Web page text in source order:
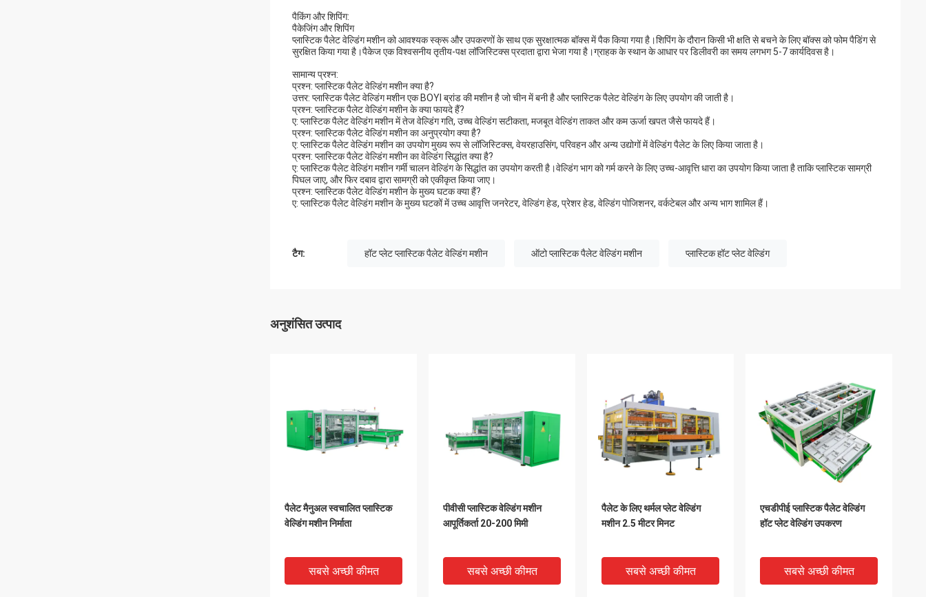
पैकिंग और शिपिंग:
पैकेजिंग और शिपिंग
प्लास्टिक पैलेट वेल्डिंग मशीन को आवश्यक स्क्रू और उपकरणों के साथ एक सुरक्षात्मक बॉक्स में पैक किया गया है।शिपिंग के दौरान किसी भी क्षति से बचने के लिए बॉक्स को फोम पैडिंग से
सुरक्षित किया गया है।पैकेज एक विश्वसनीय तृतीय-पक्ष लॉजिस्टिक्स प्रदाता द्वारा भेजा गया है।ग्राहक के स्थान के आधार पर डिलीवरी का समय लगभग 5-7 कार्यदिवस है।
सामान्य प्रश्न:
प्रश्न: प्लास्टिक पैलेट वेल्डिंग मशीन क्या है?
उत्तर: प्लास्टिक पैलेट वेल्डिंग मशीन एक BOYI ब्रांड की मशीन है जो चीन में बनी है और प्लास्टिक पैलेट वेल्डिंग के लिए उपयोग की जाती है।
प्रश्न: प्लास्टिक पैलेट वेल्डिंग मशीन के क्या फायदे हैं?
ए: प्लास्टिक पैलेट वेल्डिंग मशीन में तेज वेल्डिंग गति, उच्च वेल्डिंग सटीकता, मजबूत वेल्डिंग ताकत और कम ऊर्जा खपत जैसे फायदे हैं।
प्रश्न: प्लास्टिक पैलेट वेल्डिंग मशीन का अनुप्रयोग क्या है?
ए: प्लास्टिक पैलेट वेल्डिंग मशीन का उपयोग मुख्य रूप से लॉजिस्टिक्स, वेयरहाउसिंग, परिवहन और अन्य उद्योगों में वेल्डिंग पैलेट के लिए किया जाता है।
प्रश्न: प्लास्टिक पैलेट वेल्डिंग मशीन का वेल्डिंग सिद्धांत क्या है?
ए: प्लास्टिक पैलेट वेल्डिंग मशीन गर्मी चालन वेल्डिंग के सिद्धांत का उपयोग करती है।वेल्डिंग भाग को गर्म करने के लिए उच्च-आवृत्ति धारा का उपयोग किया जाता है ताकि प्लास्टिक सामग्री
पिघल जाए, और फिर दबाव द्वारा सामग्री को एकीकृत किया जाए।
प्रश्न: प्लास्टिक पैलेट वेल्डिंग मशीन के मुख्य घटक क्या हैं?
ए: प्लास्टिक पैलेट वेल्डिंग मशीन के मुख्य घटकों में उच्च आवृत्ति जनरेटर, वेल्डिंग हेड, प्रेशर हेड, वेल्डिंग पोजिशनर, वर्कटेबल और अन्य भाग शामिल हैं।
टैग: हॉट प्लेट प्लास्टिक पैलेट वेल्डिंग मशीन ऑटो प्लास्टिक पैलेट वेल्डिंग मशीन प्लास्टिक हॉट प्लेट वेल्डिंग
अनुशंसित उत्पाद
पैलेट मैनुअल स्वचालित प्लास्टिक
वेल्डिंग मशीन निर्माता
सबसे अच्छी कीमत
पीवीसी प्लास्टिक वेल्डिंग मशीन
आपूर्तिकर्ता 20-200 मिमी
सबसे अच्छी कीमत
पैलेट के लिए थर्मल प्लेट वेल्डिंग
मशीन 2.5 मीटर मिनट
सबसे अच्छी कीमत
एचडीपीई प्लास्टिक पैलेट वेल्डिंग
हॉट प्लेट वेल्डिंग उपकरण
सबसे अच्छी कीमत